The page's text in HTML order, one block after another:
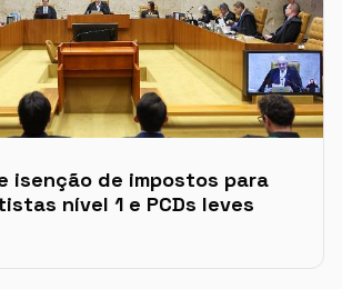
isenção de impostos para
nível 1 e PCDs leves